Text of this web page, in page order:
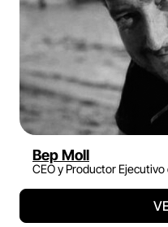
Bep Moll
CEO y Productor Ejecutivo